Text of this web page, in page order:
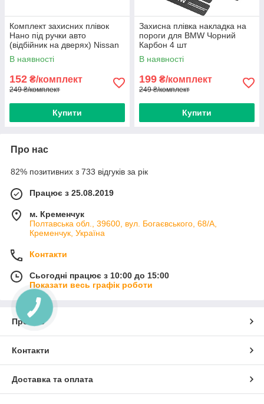
Комплект захисних плівок
Нано під ручки авто
(відбійник на дверях) Nissan
8 шт
В наявності
152 ₴/комплект
249 ₴/комплект
Купити
Захисна плівка накладка на
пороги для BMW Чорний
Карбон 4 шт
В наявності
199 ₴/комплект
249 ₴/комплект
Купити
Про нас
82% позитивних з 733 відгуків за рік
Працює з 25.08.2019
м. Кременчук
Полтавська обл., 39600, вул. Богаєвського, 68/А,
Кременчук, Україна
Контакти
Сьогодні працює з 10:00 до 15:00
Показати весь графік роботи
Про нас
Контакти
Доставка та оплата